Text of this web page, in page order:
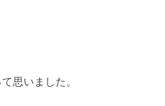
思いました。